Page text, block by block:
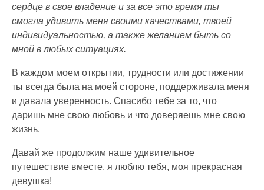
сердце в свое владение и за все это время ты
смогла удивить меня своими качествами, твоей
индивидуальностью, а также желанием быть со
мной в любых ситуациях.
В каждом моем открытии, трудности или достижении
ты всегда была на моей стороне, поддерживала меня
и давала уверенность. Спасибо тебе за то, что
даришь мне свою любовь и что доверяешь мне свою
жизнь.
Давай же продолжим наше удивительное
путешествие вместе, я люблю тебя, моя прекрасная
девушка!